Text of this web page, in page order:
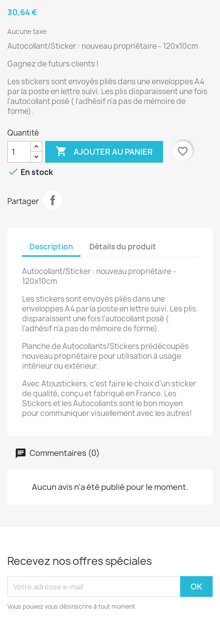
30,64 €
Aucune taxe
Autocollant/Sticker : nouveau propriétaire - 120x10cm
Gagnez de futurs clients !
Les stickers sont envoyés pliés dans une enveloppes A4
par la poste en lettre suivi. Les plis disparaissent une fois
l'autocollant posé ( l'adhésif n'a pas de mémoire de
forme).
Quantité
 AJOUTER AU PANIER
favorite_border
 En stock
Partager
Description Détails du produit
Autocollant/Sticker : nouveau propriétaire -
120x10cm
Les stickers sont envoyés pliés dans une
enveloppes A4 par la poste en lettre suivi. Les plis
disparaissent une fois l'autocollant posé (
l'adhésif n'a pas de mémoire de forme).
Planche de Autocollants/Stickers prédécoupés
nouveau propriétaire pour utilisation à usage
intérieur ou extérieur.
Avec Atoustickers, c'est faire le choix d'un sticker
de qualité, conçu et fabriqué en France. Les
Stickers et les Autocollants sont le bon moyen
pour communiquer visuellement avec les autres!
Commentaires (0)
Aucun avis n'a été publié pour le moment.
Recevez nos offres spéciales
Vous pouvez vous désinscrire à tout moment.